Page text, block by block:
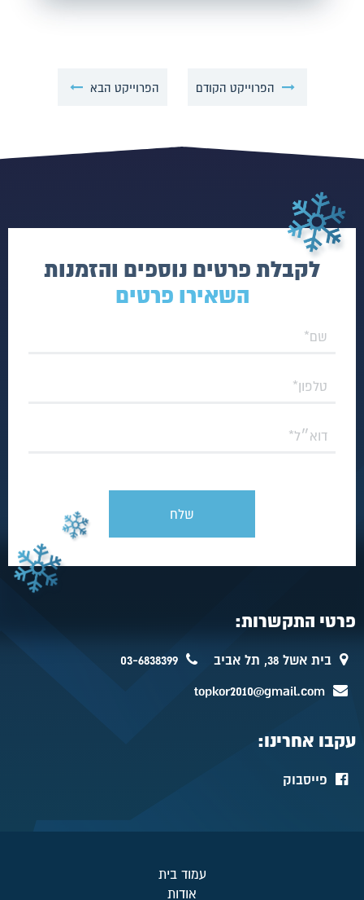
הפרוייקט הקודם הפרוייקט הבא
לקבלת פרטים נוספים והזמנות
השאירו פרטים
פרטי התקשרות:
בית אשל 38, תל אביב 03-6838399
topkor2010@gmail.com
עקבו אחרינו:
פייסבוק
עמוד בית
אודות